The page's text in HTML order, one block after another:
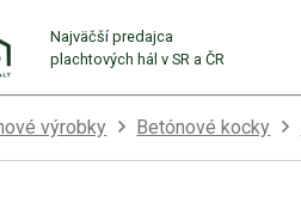
Najväčší predajca
plachtových hál v SR a ČR
výrobky Betónové kocky